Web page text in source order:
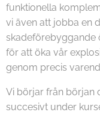
funktionella
vi även att jobba en
skadeförebyggande
för att öka vår
genom precis
Vi börjar från början
succesivt under